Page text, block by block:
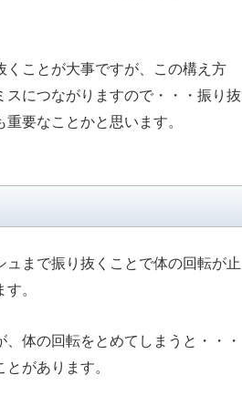
くことが大事ですが、この構え方
スにつながりますので・・・振り抜
要なことかと思います。
まで振り抜くことで体の回転が止
。
体の回転をとめてしまうと・・・
があります。